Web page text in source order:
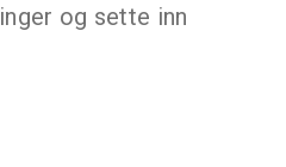
og sette inn